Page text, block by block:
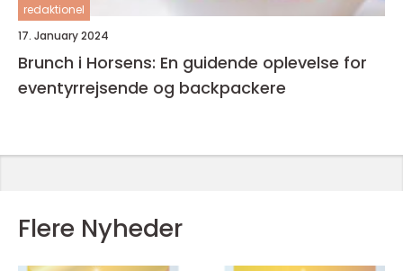
redaktionel
17. January 2024
Brunch i Horsens: En guidende oplevelse for
eventyrrejsende og backpackere
Flere Nyheder